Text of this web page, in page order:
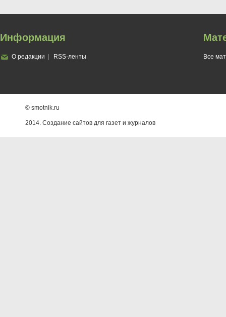
Информация
О редакции RSS-ленты Все
© smotnik.ru
2014. Создание сайтов для газет и журналов